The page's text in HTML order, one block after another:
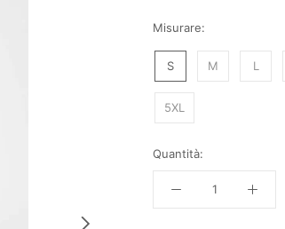
Misurare:
S M L
5XL
Quantità: